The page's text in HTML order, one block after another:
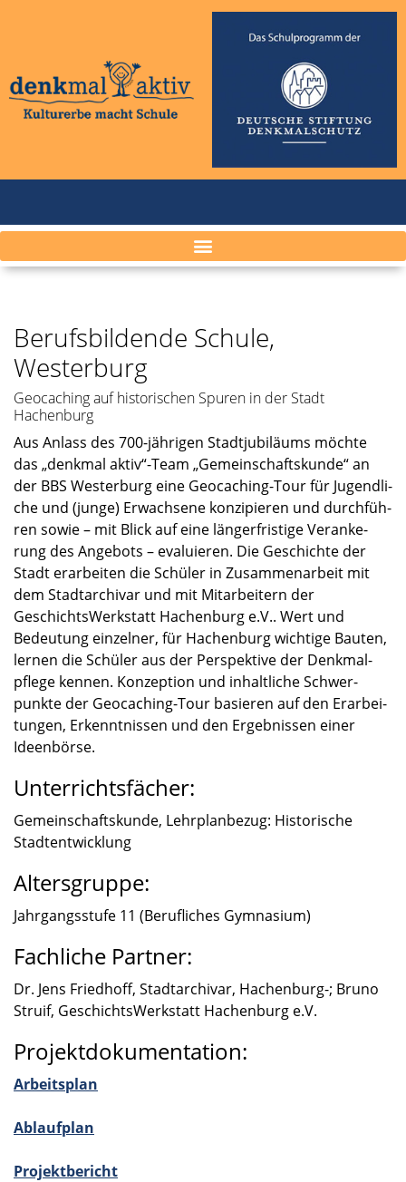
Berufsbildende Schule,
Westerburg
Geocaching auf historischen Spuren in der Stadt
Hachenburg
Aus Anlass des 700-jährigen Stadt­ju­bi­lä­ums möchte
das „denkmal aktiv“-Team „Gemein­schafts­kunde“ an
der BBS Wester­burg eine Geocaching-Tour für Jugend­li­
che und (junge) Erwach­sene konzi­pie­ren und durch­füh­
ren sowie – mit Blick auf eine länger­fris­tige Veran­ke­
rung des Angebots – evalu­ie­ren. Die Geschichte der
Stadt erarbei­ten die Schüler in Zusam­men­ar­beit mit
dem Stadt­ar­chi­var und mit Mitar­bei­tern der
Geschichts­Werk­statt Hachen­burg e.V.. Wert und
Bedeu­tung einzel­ner, für Hachen­burg wichtige Bauten,
lernen die Schüler aus der Perspek­tive der Denkmal­
pflege kennen. Konzep­tion und inhalt­li­che Schwer­
punkte der Geocaching-Tour basie­ren auf den Erarbei­
tun­gen, Erkennt­nis­sen und den Ergeb­nis­sen einer
Ideen­börse.
Unterrichtsfächer:
Gemein­schafts­kunde, Lehrplan­be­zug: Histo­ri­sche
Stadt­ent­wick­lung
Altersgruppe:
Jahrgangs­stufe 11 (Beruf­li­ches Gymna­sium)
Fachliche Partner:
Dr. Jens Fried­hoff, Stadt­ar­chi­var, Hachenburg-; Bruno
Struif, Geschichts­Werk­statt Hachen­burg e.V.
Projektdokumentation:
Arbeits­plan
Ablauf­plan
Projekt­be­richt